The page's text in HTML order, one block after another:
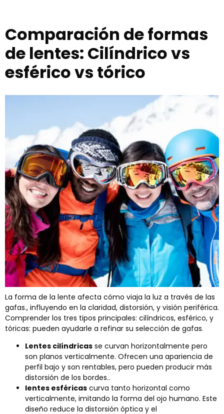
Comparación de formas
de lentes: Cilíndrico vs
esférico vs tórico
La forma de la lente afecta cómo viaja la luz a través de las
gafas., influyendo en la claridad, distorsión, y visión periférica.
Comprender los tres tipos principales: cilíndricos, esférico, y
tóricas: pueden ayudarle a refinar su selección de gafas.
Lentes cilíndricas se curvan horizontalmente pero
son planos verticalmente. Ofrecen una apariencia de
perfil bajo y son rentables, pero pueden producir más
distorsión de los bordes..
lentes esféricas curva tanto horizontal como
verticalmente, imitando la forma del ojo humano. Este
diseño reduce la distorsión óptica y el